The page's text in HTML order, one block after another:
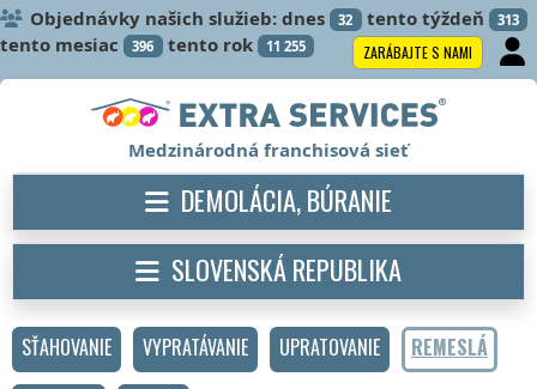
Objednávky našich služieb: dnes 32 tento týždeň 313
tento mesiac 396 tento rok 11 255 ZARÁBAJTE S NAMI
SŤAHOVANIE VYPRATÁVANIE UPRATOVANIE
REMESLÁ
Medzinárodná franchisová sieť
DEMOLÁCIA, BÚRANIE
SLOVENSKÁ REPUBLIKA